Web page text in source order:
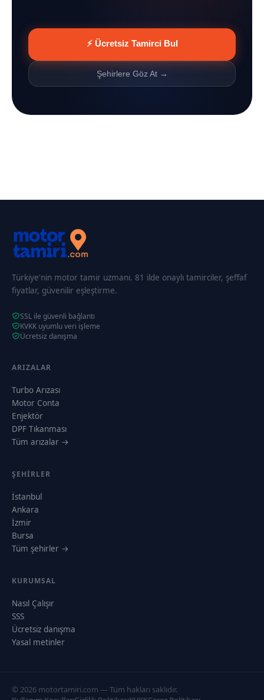
⚡ Ücretsiz Tamirci Bul
Şehirlere Göz At →
Türkiye'nin motor tamir uzmanı. 81 ilde onaylı tamirciler, şeffaf
fiyatlar, güvenilir eşleştirme.
SSL ile güvenli bağlantı
KVKK uyumlu veri işleme
Ücretsiz danışma
ARIZALAR
Turbo Arızası
Motor Conta
Enjektör
DPF Tıkanması
Tüm arızalar →
ŞEHIRLER
İstanbul
Ankara
İzmir
Bursa
Tüm şehirler →
KURUMSAL
Nasıl Çalışır
SSS
Ücretsiz danışma
Yasal metinler
© 2026 motortamiri.com — Tüm hakları saklıdır.